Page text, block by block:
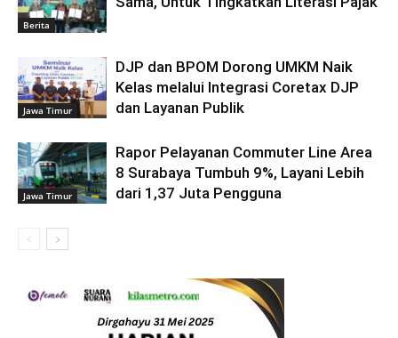
Berita
Jawa Timur
DJP dan BPOM Dorong UMKM Naik
Kelas melalui Integrasi Coretax DJP
dan Layanan Publik
Jawa Timur
Rapor Pelayanan Commuter Line Area
8 Surabaya Tumbuh 9%, Layani Lebih
dari 1,37 Juta Pengguna